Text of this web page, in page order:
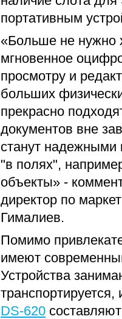
портативным
«Больше не нужно
мгновенное
просмотру и
больших
прекрасно
документов вне
станут
"в полях",
объекты» -
директор по
Гималиев.
Помимо
имеют
Устройства
DS-620